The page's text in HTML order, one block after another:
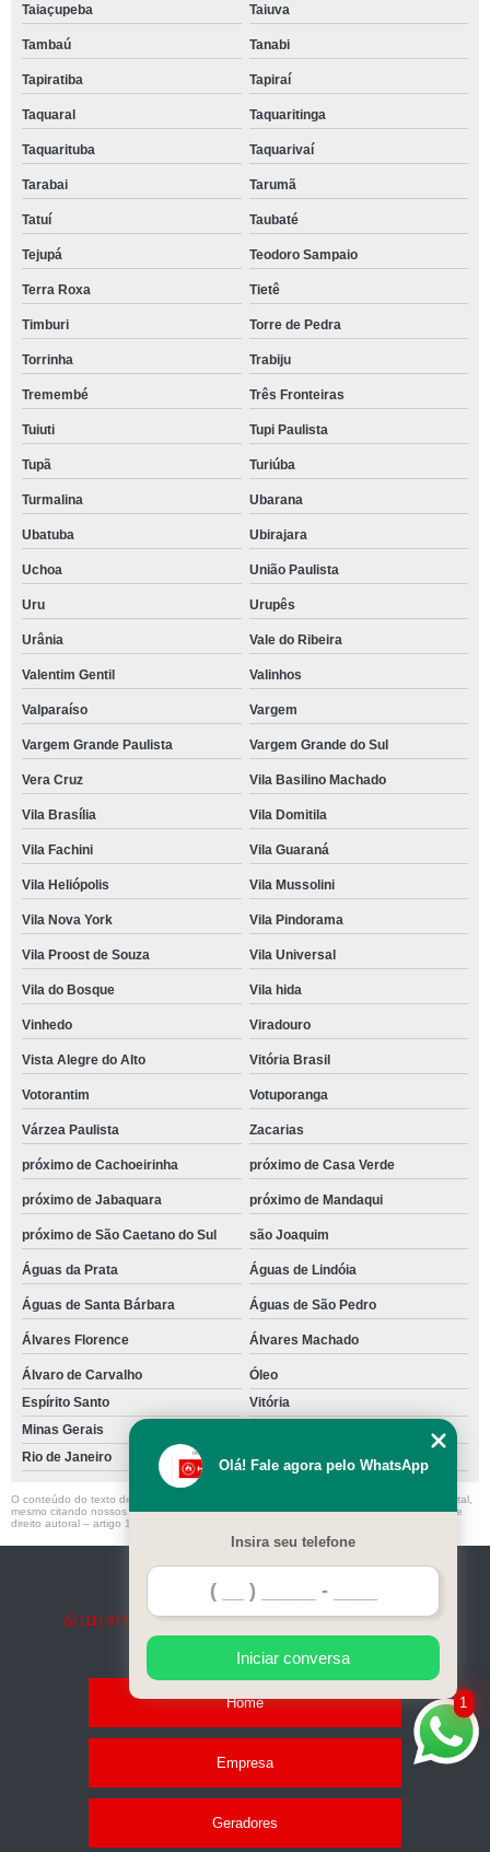
Taiaçupeba Taiuva
Tambaú Tanabi
Tapiratiba Tapiraí
Taquaral Taquaritinga
Taquarituba Taquarivaí
Tarabai Tarumã
Tatuí Taubaté
Tejupá Teodoro Sampaio
Terra Roxa Tietê
Timburi Torre de Pedra
Torrinha Trabiju
Tremembé Três Fronteiras
Tuiuti Tupi Paulista
Tupã Turiúba
Turmalina Ubarana
Ubatuba Ubirajara
Uchoa União Paulista
Uru Urupês
Urânia Vale do Ribeira
Valentim Gentil Valinhos
Valparaíso Vargem
Vargem Grande Paulista Vargem Grande do Sul
Vera Cruz Vila Basilino Machado
Vila Brasília Vila Domitila
Vila Fachini Vila Guaraná
Vila Heliópolis Vila Mussolini
Vila Nova York Vila Pindorama
Vila Proost de Souza Vila Universal
Vila do Bosque Vila hida
Vinhedo Viradouro
Vista Alegre do Alto Vitória Brasil
Votorantim Votuporanga
Várzea Paulista Zacarias
próximo de Cachoeirinha próximo de Casa Verde
próximo de Jabaquara próximo de Mandaqui
próximo de São Caetano do Sul são Joaquim
Águas da Prata Águas de Lindóia
Águas de Santa Bárbara Águas de São Pedro
Álvares Florence Álvares Machado
Álvaro de Carvalho
Óleo
Espírito Santo
Vitória
Minas Gerais
Rio de Janeiro
O conteúdo do texto desta página é de direito reservado. Sua reprodução, parcial ou total,
mesmo citando nossos links, é proibida sem a autorização do autor. Crime de violação de
direito autoral – artigo 184 do Código Penal –
Emerson Power Gen -
(11) 97798-7561 comercial@emersonpowergen.com.br
Home
Empresa
Geradores
1
Olá! Fale agora pelo WhatsApp
Insira seu telefone
Iniciar conversa